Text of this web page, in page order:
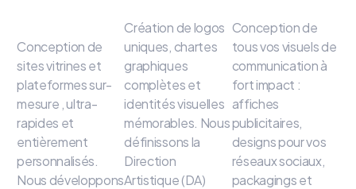
Conception de
sites vitrines et
plateformes sur-
mesure , ultra-
rapides et
entièrement
personnalisés.
Nous développons
Création de logos
uniques, chartes
graphiques
complètes et
identités visuelles
mémorables. Nous
définissons la
Direction
Artistique (DA)
Conception de
tous vos visuels de
communication à
fort impact :
affiches
publicitaires,
designs pour vos
réseaux sociaux,
packagings et